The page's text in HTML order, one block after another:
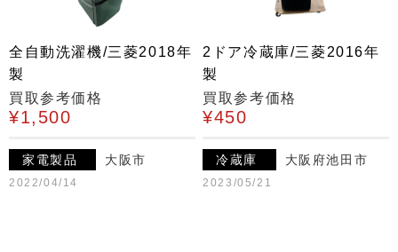
全自動洗濯機/三菱2018年
製
買取参考価格
¥1,500
家電製品 大阪市
2022/04/14
2ドア冷蔵庫/三菱2016年
製
買取参考価格
¥450
冷蔵庫 大阪府池田市
2023/05/21